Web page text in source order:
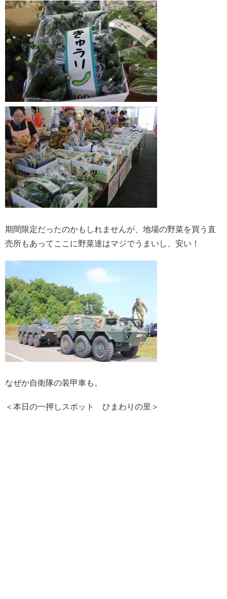
期間限定だったのかもしれませんが、地場の野菜を買う直
売所もあってここに野菜達はマジでうまいし、安い！
なぜか自衛隊の装甲車も。
＜本日の一押しスポット ひまわりの里＞